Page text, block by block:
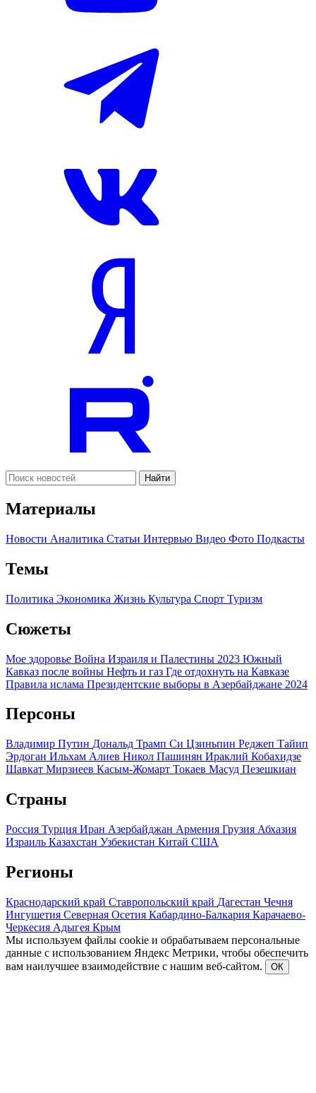
Найти
Материалы
Новости Аналитика Статьи Интервью Видео Фото Подкасты
Темы
Политика Экономика Жизнь Культура Спорт Туризм
Сюжеты
Мое здоровье Война Израиля и Палестины 2023 Южный
Кавказ после войны Нефть и газ Где отдохнуть на Кавказе
Правила ислама Президентские выборы в Азербайджане 2024
Персоны
Владимир Путин Дональд Трамп Си Цзиньпин Реджеп Тайип
Эрдоган Ильхам Алиев Никол Пашинян Ираклий Кобахидзе
Шавкат Мирзиеев Касым-Жомарт Токаев Масуд Пезешкиан
Страны
Россия Турция Иран Азербайджан Армения Грузия Абхазия
Израиль Казахстан Узбекистан Китай США
Регионы
Краснодарский край Ставропольский край Дагестан Чечня
Ингушетия Северная Осетия Кабардино-Балкария Карачаево-
Черкесия Адыгея Крым
Мы используем файлы cookie и обрабатываем персональные
данные с использованием Яндекс Метрики, чтобы обеспечить
вам наилучшее взаимодействие с нашим веб-сайтом.
ОК